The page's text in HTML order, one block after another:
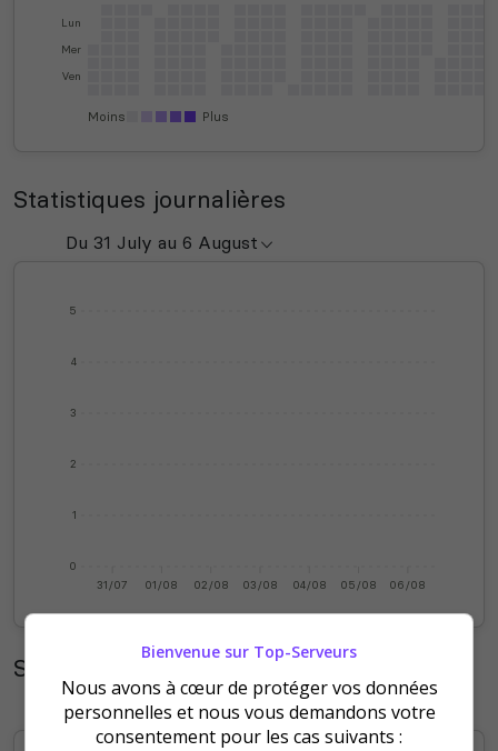
Lun
Mer
Ven
Moins Plus
Statistiques journalières
0
1
2
3
4
5
31/07 01/08 02/08 03/08 04/08 05/08 06/08
Statistiques mensuelles
Bienvenue sur Top-Serveurs
Nous avons à cœur de protéger vos données
personnelles et nous vous demandons votre
consentement pour les cas suivants :